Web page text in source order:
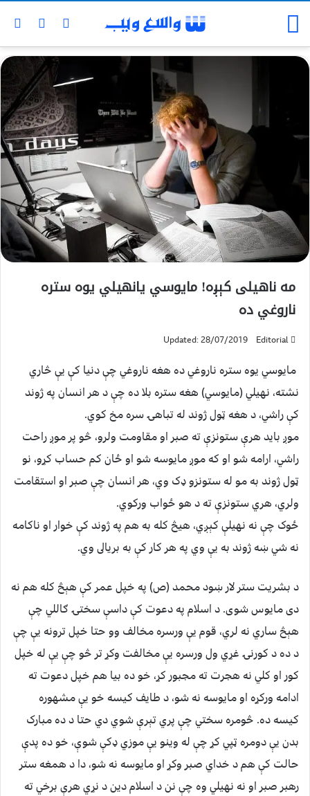
مه ناهيلی کېږه! مايوسي یانهيلي يوه ستره
ناروغي ده
Editorial
Updated: 28/07/2019
مايوسي يوه ستره ناروغي ده هغه ناروغي چې دنيا کې يې څاري
نشته، نهيلي (مايوسي) هغه ستره بلا ده چې د هر انسان په ژوند
کې راشي، د هغه ټول ژوند له تباهۍ سره مخ کوي.
موږ بايد هرې ستونزې ته صبر او مقاومت ولرو، څو پر موږ راحت
راشي، ارامه شو او که موږ مايوسه شو او ځان کم حساب کړو، نو
ټول ژوند به مو له ستونزو ډک وي، هر انسان چې صبر او استقامت
ولري، هري ستونزې ته د هو ځواب ورکوي.
ځوک چې نه نهيلې کېږي، هيڅ کله به هم په ژوند کې خوار او ناکامه
نه شي ښه ژوند به يې وي په هر کار کې به بريالى وي.
د بشريت ستر لار ښود محمد (ص) په خپل عمر کې هېڅ کله هم نه
دى مايوس شوى. د اسلام په دعوت کې داسې سختۍ ګاللي چې
هېڅ ساري نه لري، قوم يې ورسره مخالف وو حتا خپل ترونه يې چې
د ده د کورنۍ غړي ول ورسره يې مخالفت وکړ تر څو چې يې له خپل
کور او کلي نه هجرت ته مجبور کړ، خو ده بيا هم خپل دعوت ته
ادامه ورکړه او مايوسه نه شو، د طايف کيسه خو يې مشهوره
کيسه ده. څومره سختي چې پري تېرې شوي دي حتا د ده مبارک
بدن يې دومره ټپي کړ چې له وينو يې موزي ډکې شوې، خو ده پدې
حالت کې هم د خداي صبر وکړ او مايوسه نه شو، دا د همغه ستر
رهبر صبر او نه نهيلي وه چې نن د اسلام دين د نړي هرې برخي ته